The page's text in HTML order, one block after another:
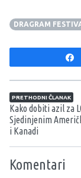
DRAGRAM
Navigacija
PRETHODNI ČLANAK
Kako dobiti azil za
Sjedinjenim
i Kanadi
Komentari